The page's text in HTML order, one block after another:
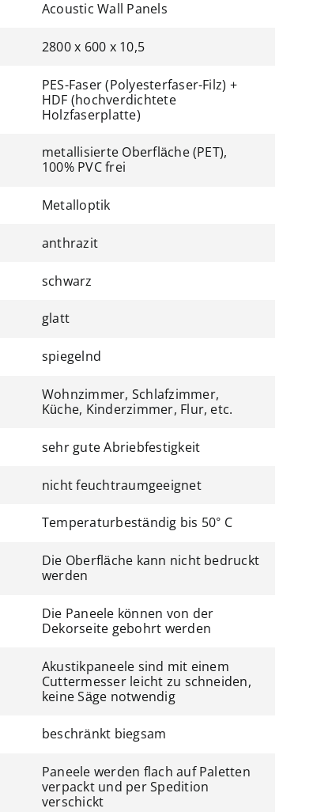
Acoustic Wall Panels
2800 x 600 x 10,5
PES-Faser (Polyesterfaser-Filz) +
HDF (hochverdichtete
Holzfaserplatte)
metallisierte Oberfläche (PET),
100% PVC frei
Metalloptik
anthrazit
schwarz
glatt
spiegelnd
Wohnzimmer, Schlafzimmer,
Küche, Kinderzimmer, Flur, etc.
sehr gute Abriebfestigkeit
nicht feuchtraumgeeignet
Temperaturbeständig bis 50° C
Die Oberfläche kann nicht bedruckt
werden
Die Paneele können von der
Dekorseite gebohrt werden
Akustikpaneele sind mit einem
Cuttermesser leicht zu schneiden,
keine Säge notwendig
beschränkt biegsam
Paneele werden flach auf Paletten
verpackt und per Spedition
verschickt